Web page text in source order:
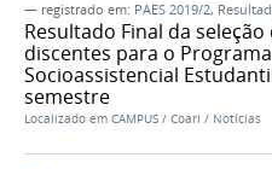
— registrado em: PAES 2019/2,
Resultado Final da seleção
discentes para o Programa
Socioassistencial
semestre
Localizado em CAMPUS / Coari / Notícias